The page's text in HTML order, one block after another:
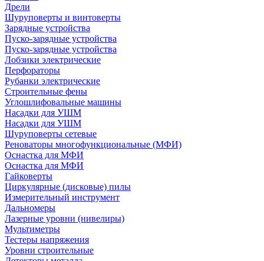
Дрели
Шуруповерты и винтоверты
Зарядные устройства
Пуско-зарядные устройства
Пуско-зарядные устройства
Лобзики электрические
Перфораторы
Рубанки электрические
Строительные фены
Углошлифовальные машины
Насадки для УШМ
Насадки для УШМ
Шуруповерты сетевые
Реноваторы многофункциональные (МФИ)
Оснастка для МФИ
Оснастка для МФИ
Гайковерты
Циркулярные (дисковые) пилы
Измерительный инструмент
Дальномеры
Лазерные уровни (нивелиры)
Мультиметры
Тестеры напряжения
Уровни строительные